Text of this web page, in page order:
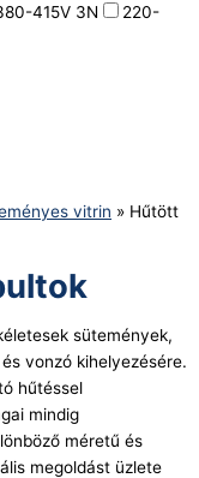
415V 3N
220-
vitrin » Hűtött
sütemények,
vonzó kihelyezésére.
hűtéssel
mindig
méretű és
megoldást üzlete